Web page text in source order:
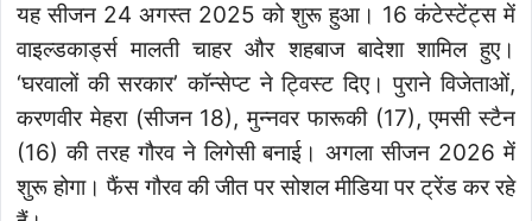
यह सीजन 24 अगस्त 2025 को शुरू हुआ। 16 कंटेस्टेंट्स में
वाइल्डकार्ड्स मालती चाहर और शहबाज बादेशा शामिल हुए।
‘घरवालों की सरकार’ कॉन्सेप्ट ने ट्विस्ट दिए। पुराने विजेताओं,
करणवीर मेहरा (सीजन 18), मुन्नवर फारूकी (17), एमसी स्टैन
(16) की तरह गौरव ने लिगेसी बनाई। अगला सीजन 2026 में
शुरू होगा। फैंस गौरव की जीत पर सोशल मीडिया पर ट्रेंड कर रहे